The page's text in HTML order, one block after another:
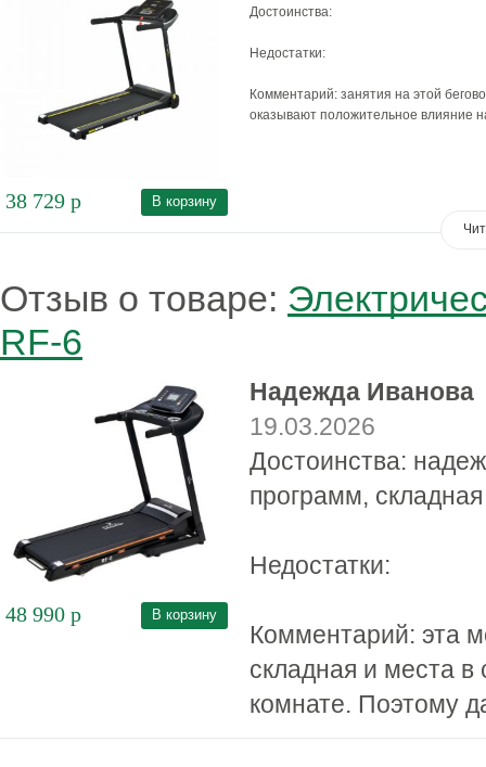
38 729 р В корзину
Достоинства:
Недостатки:
Комментарий: занятия на этой
оказывают положительное влияние
Отзыв о товаре:
RF-6
48 990 р В корзину
Надежда Иванова
19.03.2026
Достоинства:
программ,
Недостатки:
Комментарий: эта
складная и места
комнате. Поэтому